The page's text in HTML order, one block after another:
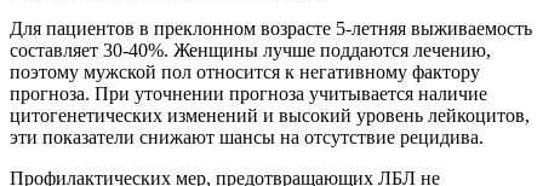
Для пациентов в преклонном возрасте 5-летняя выживаемость
составляет 30-40%. Женщины лучше поддаются лечению,
поэтому мужской пол относится к негативному фактору
прогноза. При уточнении прогноза учитывается наличие
цитогенетических изменений и высокий уровень лейкоцитов,
эти показатели снижают шансы на отсутствие рецидива.
Профилактических мер, предотвращающих ЛБЛ не